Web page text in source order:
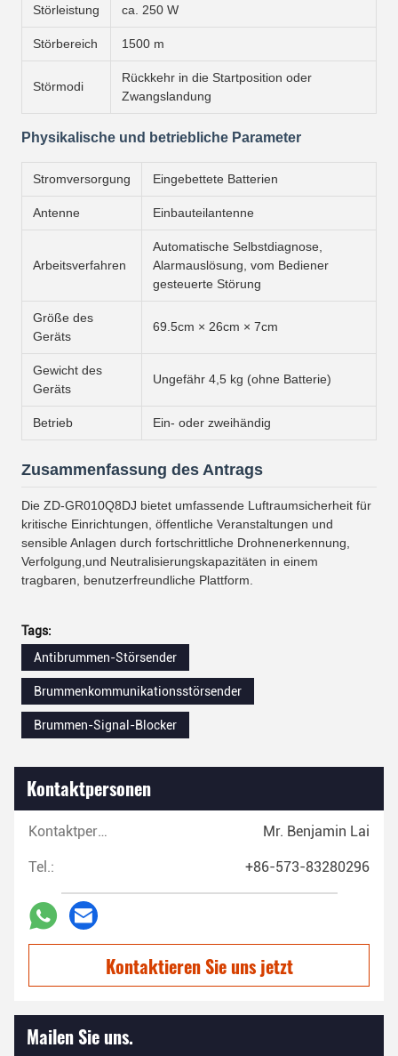
Störleistung ca. 250 W
Störbereich 1500 m
Störmodi
Rückkehr in die Startposition oder
Zwangslandung
Physikalische und betriebliche Parameter
Stromversorgung Eingebettete Batterien
Antenne Einbauteilantenne
Arbeitsverfahren
Automatische Selbstdiagnose,
Alarmauslösung, vom Bediener
gesteuerte Störung
Größe des
Geräts
69.5cm × 26cm × 7cm
Gewicht des
Geräts
Ungefähr 4,5 kg (ohne Batterie)
Betrieb Ein- oder zweihändig
Zusammenfassung des Antrags
Die ZD-GR010Q8DJ bietet umfassende Luftraumsicherheit für
kritische Einrichtungen, öffentliche Veranstaltungen und
sensible Anlagen durch fortschrittliche Drohnenerkennung,
Verfolgung,und Neutralisierungskapazitäten in einem
tragbaren, benutzerfreundliche Plattform.
Tags:
Antibrummen-Störsender
Brummenkommunikationsstörsender
Brummen-Signal-Blocker
Kontaktpersonen
Kontaktpersonen: Mr. Benjamin Lai
Tel.: +86-573-83280296
Kontaktieren Sie uns jetzt
Mailen Sie uns.